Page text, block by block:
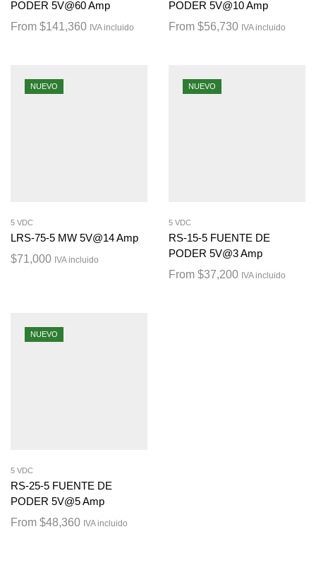
PODER 5V@60 Amp
From $141,360 IVA incluido
PODER 5V@10 Amp
From $56,730 IVA incluido
NUEVO
5 VDC
LRS-75-5 MW 5V@14 Amp
$71,000 IVA incluido
NUEVO
5 VDC
RS-15-5 FUENTE DE
PODER 5V@3 Amp
From $37,200 IVA incluido
NUEVO
5 VDC
RS-25-5 FUENTE DE
PODER 5V@5 Amp
From $48,360 IVA incluido